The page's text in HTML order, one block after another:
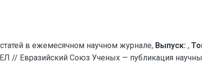
в ежемесячном научном журнале, Выпуск: ,
Евразийский Союз Ученых — публикация